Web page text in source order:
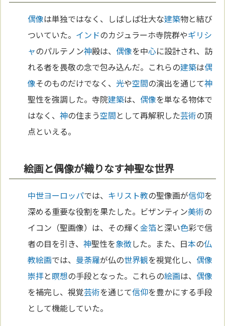
偶像は単独ではなく、しばしば壮大な建築物と結び
ついていた。 インドのカジュラーホ寺院群やギリシ
ャのパルテノン神殿は、 偶像を中心に設計され、訪
れる者を畏敬の念で包み込んだ。これらの建築は偶
像そのものだけでなく、 光や空間の演出を通じて神
聖性を強調した。寺院建築は、 偶像を単なる物体で
はなく、神の住まう空間として再解釈した芸術の頂
点といえる。
絵画と偶像が織りなす神聖な世界
中世ヨーロッパでは、 キリスト教の聖像画が信仰を
深める重要な役割を果たした。ビザンティン美術の
イコン（聖画像）は、その輝く金箔と深い色彩で信
者の目を引き、神聖性を象徴した。また、日本の仏
教絵画では、 曼荼羅が仏の世界観を視覚化し、 偶像
崇拝と瞑想の手段となった。これらの絵画は、 偶像
を補完し、視覚芸術を通じて信仰を豊かにする手段
として機能していた。